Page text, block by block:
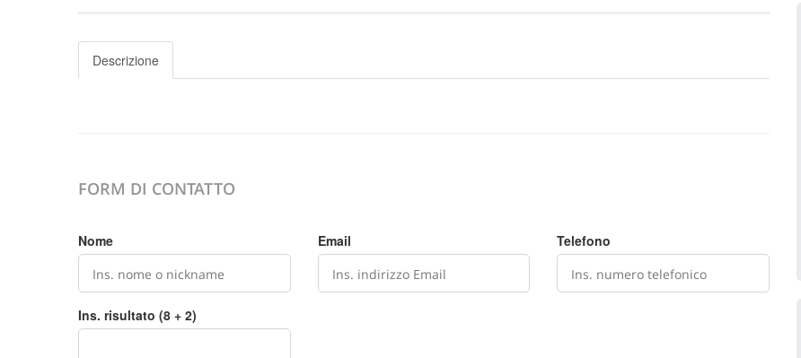
Descrizione
FORM DI CONTATTO
Nome Email Telefono
Ins. risultato (8 + 2)